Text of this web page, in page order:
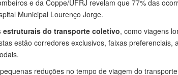
e da Coppe/UFRJ revelam que 77% das
Municipal Lourenço Jorge.
estruturais do transporte coletivo, como viagens
estão corredores exclusivos, faixas preferenciais,
reduções no tempo de viagem do